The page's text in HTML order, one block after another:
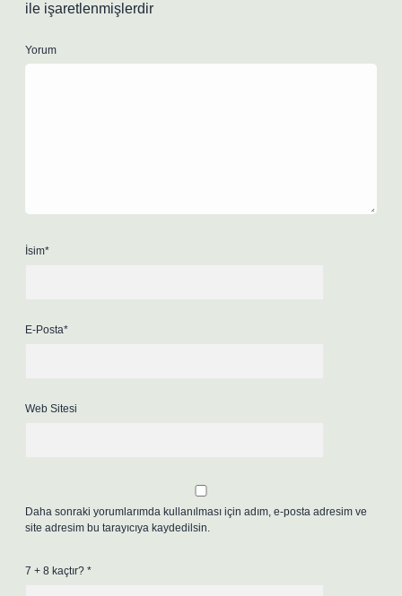
ile işaretlenmişlerdir
Yorum
İsim*
E-Posta*
Web Sitesi
Daha sonraki yorumlarımda kullanılması için adım, e-posta adresim ve
site adresim bu tarayıcıya kaydedilsin.
7 + 8 kaçtır? *